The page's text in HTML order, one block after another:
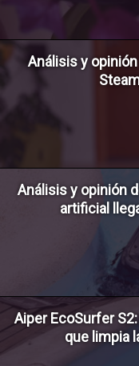
Análisis y
Análisis y opinión
artificial
Aiper EcoSurfer
que limpia